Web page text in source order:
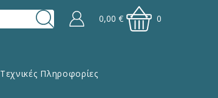
0,00€ 0
Τεχνικές Πληροφορίες